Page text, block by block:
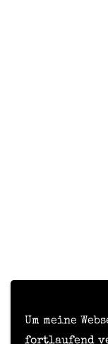
Um meine
fortlaufend